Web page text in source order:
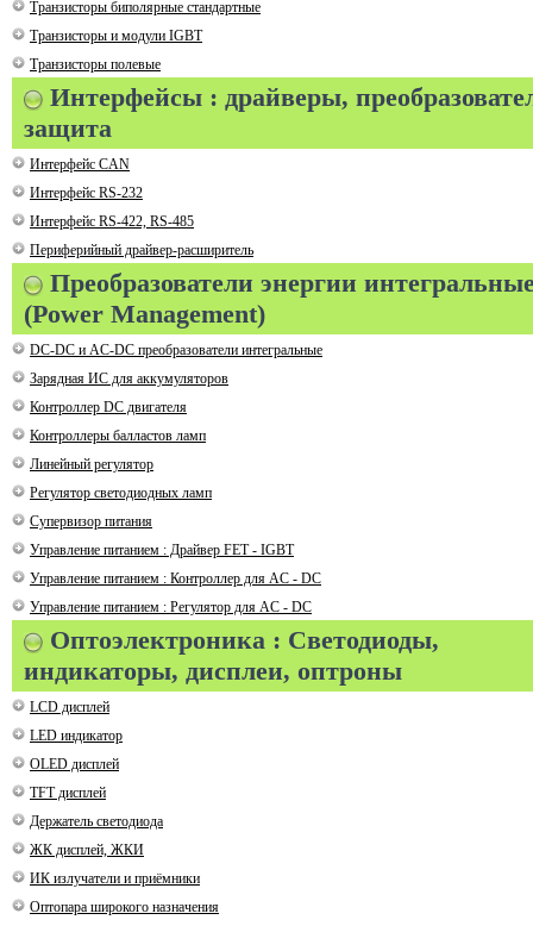
Транзисторы биполярные стандартные
Транзисторы и модули IGBT
Транзисторы полевые
Интерфейсы : драйверы,
защита
Интерфейс CAN
Интерфейс RS-232
Интерфейс RS-422, RS-485
Периферийный драйвер-расширитель
Преобразователи энергии
(Power Management)
DC-DC и AC-DC преобразователи интегральные
Зарядная ИС для аккумуляторов
Контроллер DC двигателя
Контроллеры балластов ламп
Линейный регулятор
Регулятор светодиодных ламп
Супервизор питания
Управление питанием : Драйвер FET - IGBT
Управление питанием : Контроллер для AC - DC
Управление питанием : Регулятор для AC - DC
Оптоэлектроника : Светодиоды,
индикаторы, дисплеи, оптроны
LCD дисплей
LED индикатор
OLED дисплей
TFT дисплей
Держатель светодиода
ЖК дисплей, ЖКИ
ИК излучатели и приёмники
Оптопара широкого назначения